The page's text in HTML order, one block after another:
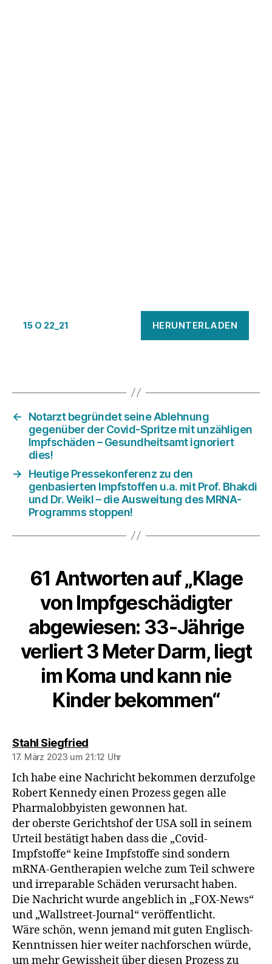
15 O 22_21 HERUNTERLADEN
←
Notarzt begründet seine Ablehnung
gegenüber der Covid-Spritze mit unzähligen
Impfschäden – Gesundheitsamt ignoriert
dies!
→
Heutige Pressekonferenz zu den
genbasierten Impfstoffen u.a. mit Prof. Bhakdi
und Dr. Weikl – die Ausweitung des MRNA-
Programms stoppen!
61 Antworten auf „Klage
von Impfgeschädigter
abgewiesen: 33-Jährige
verliert 3 Meter Darm, liegt
im Koma und kann nie
Kinder bekommen“
Stahl Siegfriedsagt:
17. März 2023 um 21:12 Uhr
Ich habe eine Nachricht bekommen derzufolge
Robert Kennedy einen Prozess gegen alle
Pharmalobbyisten gewonnen hat.
der oberste Gerichtshof der USA soll in seinem
Urteil bestätigt haben dass die „Covid-
Impfstoffe“ keine Impfstoffe sind sondern
mRNA-Gentherapien welche zum Teil schwere
und irreparable Schäden verursacht haben.
Die Nachricht wurde angeblich in „FOX-News“
und „Wallstreet-Journal“ veröffentlicht.
Wäre schön, wenn jemand mit guten Englisch-
Kenntnissen hier weiter nachforschen würde,
um mehr Gewissheit über diesen Prozess zu